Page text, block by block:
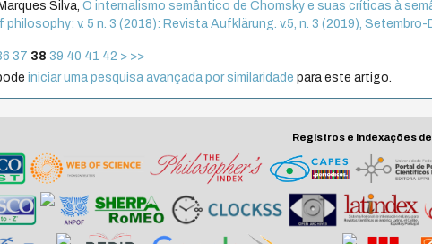
Silva,O internalismo semântico de Chomsky e suas críticas à
philosophy: v. 5 n. 3 (2018): Revista Aufklärung. v.5, n. 3 (2019), Setembro-
37 38 39 40 41 42 > >>
iniciar uma pesquisa avançada por similaridade para este artigo.
Registros e Indexações